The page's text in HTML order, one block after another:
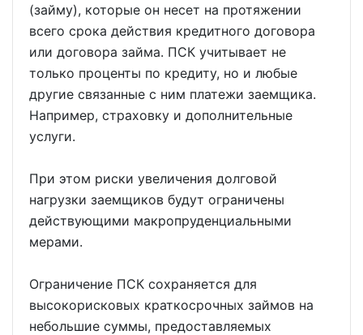
(займу), которые он несет на протяжении
всего срока действия кредитного договора
или договора займа. ПСК учитывает не
только проценты по кредиту, но и любые
другие связанные с ним платежи заемщика.
Например, страховку и дополнительные
услуги.
При этом риски увеличения долговой
нагрузки заемщиков будут ограничены
действующими макропруденциальными
мерами.
Ограничение ПСК сохраняется для
высокорисковых краткосрочных займов на
небольшие суммы, предоставляемых